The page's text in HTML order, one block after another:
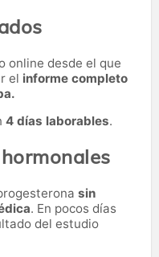
online desde el que
el informe completo
4 días laborables.
sin
. En pocos días
del estudio